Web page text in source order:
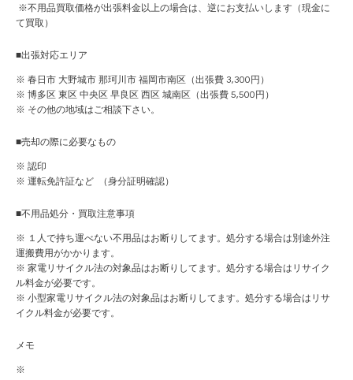
※不用品買取価格が出張料金以上の場合は、逆にお支払いします（現金に
て買取）
■出張対応エリア
※ 春日市 大野城市 那珂川市 福岡市南区（出張費 3,300円）
※ 博多区 東区 中央区 早良区 西区 城南区（出張費 5,500円）
※ その他の地域はご相談下さい。
■売却の際に必要なもの
※ 認印
※ 運転免許証など （身分証明確認）
■不用品処分・買取注意事項
※ １人で持ち運べない不用品はお断りしてます。処分する場合は別途外注
運搬費用がかかります。
※ 家電リサイクル法の対象品はお断りしてます。処分する場合はリサイク
ル料金が必要です。
※ 小型家電リサイクル法の対象品はお断りしてます。処分する場合はリサ
イクル料金が必要です。
メモ
※